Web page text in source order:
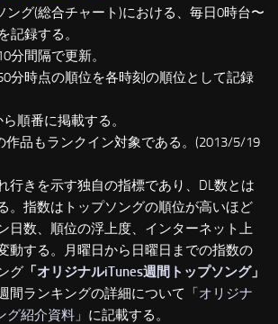
ング(総合チャート)における、毎日0時台〜
記録する。
分間隔で更新。
分時点の順位を各時刻の順位として記録
順番に掲載する。
作品もランクイン対象である。(2013/5/19
行きを示す独自の指標であり、DL数とは
。指数はトップソングの順位が高いほど
日数、順位の浮上度、インターネット上
動する。月曜日から日曜日までの指数の
グ 「オリジナルiTunes週間トップソング」
間ランキングの詳細について「オリジナ
グ紹介資料 」に記載する。